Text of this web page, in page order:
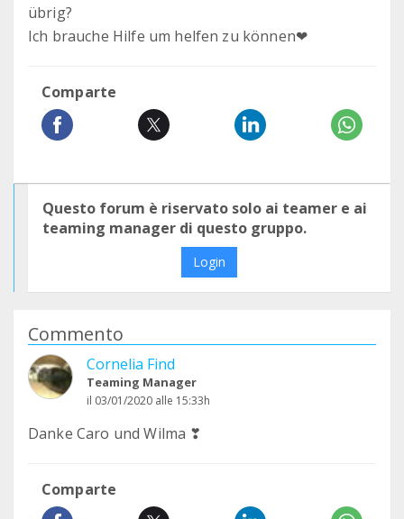
übrig?
Ich brauche Hilfe um helfen zu können❤
Comparte
Questo forum è riservato solo ai teamer e ai
teaming manager di questo gruppo.
Login
Commento
Cornelia Find
Teaming Manager
il 03/01/2020 alle 15:33h
Danke Caro und Wilma ❣
Comparte